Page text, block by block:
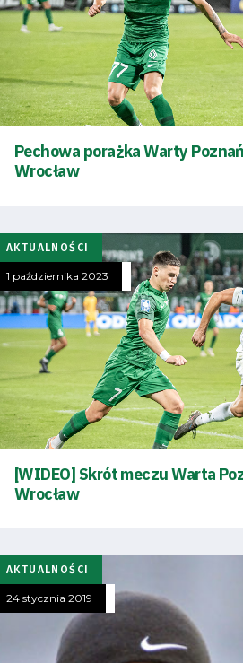
oszczędności
energii
Dostępność
Klub
Tabela
i
terminarz
Bilety
Pierwszy
zespół
Pechowa porażka Warty
Wrocław
AKTUALNOŚCI
1 października 2023
[WIDEO] Skrót meczu Warta
Wrocław
AKTUALNOŚCI
24 stycznia 2019